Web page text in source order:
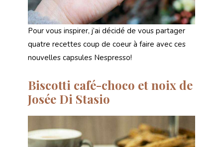
Pour vous inspirer, j’ai décidé de vous partager
quatre recettes coup de coeur à faire avec ces
nouvelles capsules Nespresso!
Biscotti café-choco et noix de
Josée Di Stasio